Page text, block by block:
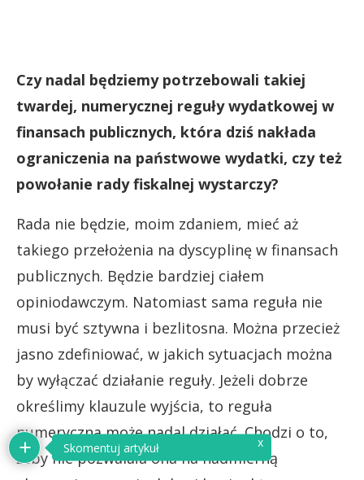
Czy nadal będziemy potrzebowali takiej
twardej, numerycznej reguły wydatkowej w
finansach publicznych, która dziś nakłada
ograniczenia na państwowe wydatki, czy też
powołanie rady fiskalnej wystarczy?
Rada nie będzie, moim zdaniem, mieć aż
takiego przełożenia na dyscyplinę w finansach
publicznych. Będzie bardziej ciałem
opiniodawczym. Natomiast sama reguła nie
musi być sztywna i bezlitosna. Można przecież
jasno zdefiniować, w jakich sytuacjach można
by wyłączać działanie reguły. Jeżeli dobrze
określimy klauzule wyjścia, to reguła
numeryczna może nadal działać. Chodzi o to,
żeby nie pozwalała ona na nadmierną
Skomentuj artykuł x